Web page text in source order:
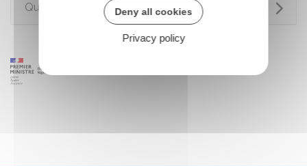
Questions ? Réponses !Deny all cookies
Privacy policy